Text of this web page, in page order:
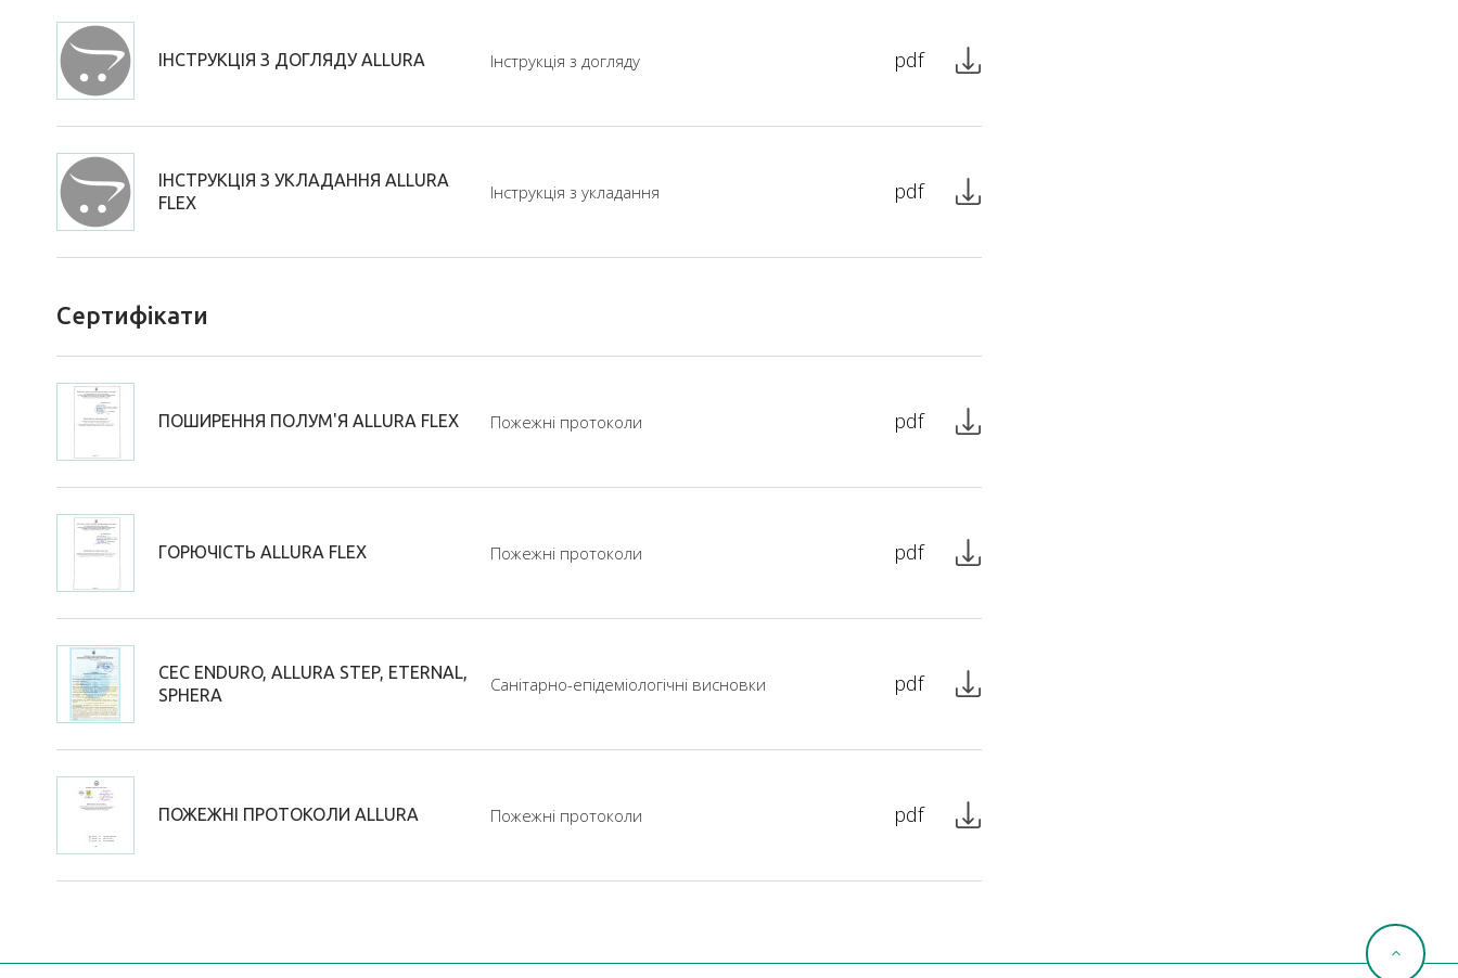
ІНСТРУКЦІЯ З ДОГЛЯДУ ALLURA Інструкція з догляду pdf
ІНСТРУКЦІЯ З УКЛАДАННЯ ALLURA
FLEX
Інструкція з укладання pdf
Сертифікати
ПОШИРЕННЯ ПОЛУМ'Я ALLURA FLEX Пожежні протоколи pdf
ГОРЮЧІСТЬ ALLURA FLEX Пожежні протоколи pdf
СЕС ENDURO, ALLURA STEP, ETERNAL,
SPHERA
Санітарно-епідеміологічні висновки pdf
ПОЖЕЖНІ ПРОТОКОЛИ ALLURA Пожежні протоколи pdf